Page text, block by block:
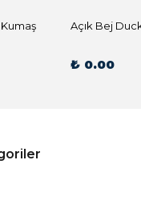
Kumaş
₺ 0.00